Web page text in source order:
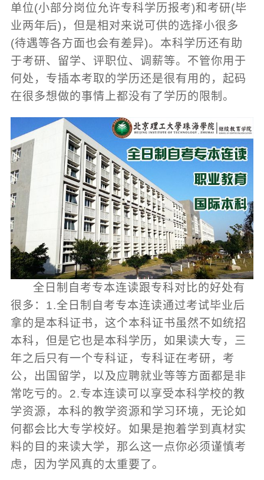
单位(小部分岗位允许专科学历报考)和考研(毕
业两年后)，但是相对来说可供的选择小很多
(待遇等各方面也会有差异)。本科学历还有助
于考研、留学、评职位、调薪等。不管你用于
何处，专插本考取的学历还是很有用的，起码
在很多想做的事情上都没有了学历的限制。
全日制自考专本连读跟专科对比的好处有
很多：1.全日制自考专本连读通过考试毕业后
拿的是本科证书，这个本科证书虽然不如统招
本科，但是它也是本科学历，如果读大专，三
年之后只有一个专科证，专科证在考研，考
公，出国留学，以及应聘就业等等方面都是非
常吃亏的。2.专本连读可以享受本科学校的教
学资源，本科的教学资源和学习环境，无论如
何都会比大专学校好。如果是抱着学到真材实
料的目的来读大学，那么这一点你必须谨慎考
虑，因为学风真的太重要了。